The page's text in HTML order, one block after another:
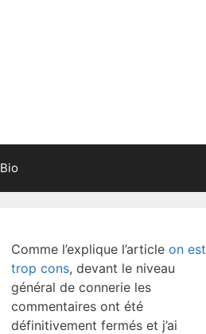
Bio
Comme l’explique l’article on est
trop cons, devant le niveau
général de connerie les
commentaires ont été
définitivement fermés et j’ai